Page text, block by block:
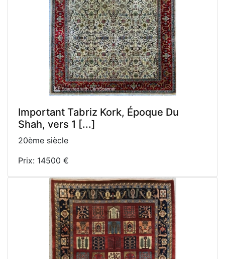
Important Tabriz Kork, Époque Du
Shah, vers 1 [...]
20ème siècle
Prix: 14500 €